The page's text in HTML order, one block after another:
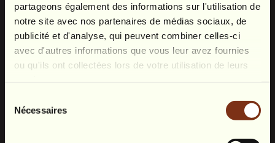
partageons également des informations sur l'utilisation de
notre site avec nos partenaires de médias sociaux, de
publicité et d'analyse, qui peuvent combiner celles-ci
avec d'autres informations que vous leur avez fournies
ou qu'ils ont collectées lors de votre utilisation de leurs
Nécessaires